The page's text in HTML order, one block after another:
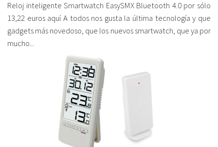
Reloj inteligente Smartwatch EasySMX Bluetooth 4.0 por sólo
13,22 euros aquí A todos nos gusta la última tecnología y que
gadgets más novedoso, que los nuevos smartwatch, que ya por
mucho...